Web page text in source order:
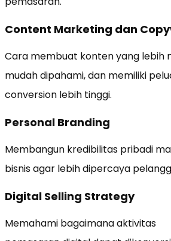
Content Marketing dan
Cara membuat konten yang lebih
mudah dipahami, dan memiliki
conversion lebih tinggi.
Personal Branding
Membangun kredibilitas pribadi
bisnis agar lebih dipercaya
Digital Selling Strategy
Memahami bagaimana aktivitas